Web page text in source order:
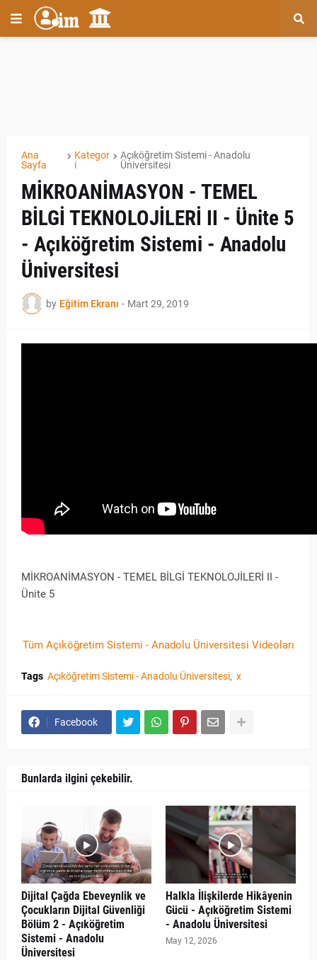
Ana
Sayfa
Kategor
i
Açıköğretim Sistemi - Anadolu
Üniversitesi
MİKROANİMASYON - TEMEL
BİLGİ TEKNOLOJİLERİ II - Ünite 5
- Açıköğretim Sistemi - Anadolu
Üniversitesi
by Eğitim Ekranı - Mart 29, 2019
MİKROANİMASYON - TEMEL BİLGİ TEKNOLOJİLERİ II -
Ünite 5
Tüm Açıköğretim Sistemi - Anadolu Üniversitesi Videoları
Tags Açıköğretim Sistemi - Anadolu Üniversitesi x
Facebook
Bunlarda ilgini çekebilir.
Dijital Çağda Ebeveynlik ve
Çocukların Dijital Güvenliği
Bölüm 2 - Açıköğretim
Sistemi - Anadolu
Üniversitesi
Halkla İlişkilerde Hikâyenin
Gücü - Açıköğretim Sistemi
- Anadolu Üniversitesi
May 12, 2026